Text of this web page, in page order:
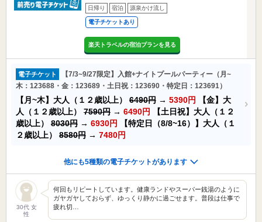
日帰り 宿泊 源泉かけ流し
電子チケットあり
楽天トラベルの宿泊プランを見る
電子チケット
【7/3~9/27限定】入館+ナイトプールパーティー（月~
木：123688・金：123689・土日祝：123690・特定日：123691）
【月~木】大人（１２歳以上） 6490円 → 5390円
【金】大
人（１２歳以上） 7590円 → 6490円
【土日祝】大人（１２
歳以上） 8030円 → 6930円
【特定日（8/8~16）】大人（１
２歳以上） 8580円 → 7480円
他にも5種類の電子チケットがあります
30代 女
性
何回もリピートしています。健康ランドやスーパー銭湯のように
ガヤガヤしておらず、ゆっくり静かに過ごせます。普段は仕事で
疲れ切…